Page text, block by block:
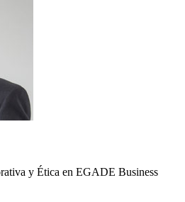
y Ética en EGADE Business